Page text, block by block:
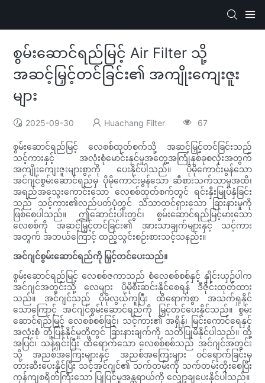
စွမ်းဆောင်ရည်မြင့် Air Filter သို့
အဆင့်မြှင့်တင်ခြင်း၏ အကျိုးကျေးဇူး
များ
2025-09-30 Huachang Filter 67
စွမ်းဆောင်ရည်မြင့် လေစစ်ထုတ်စက်သို့ အဆင့်မြှင့်တင်ခြင်းသည်
သင့်ကားနှင့် အလုံးစုံမောင်းနှင်မှုအတွေ့အကြုံနှစ်ခုစလုံးအတွက်
အကျိုးကျေးဇူးများစွာကို ပေးနိုင်ပါသည်။ ပိုမိုကောင်းမွန်သော
အင်ဂျင်စွမ်းဆောင်ရည်မှ ပိုမိုကောင်းမွန်သော ဆီစားသက်သာမှုအထိ၊
အရည်အသွေးကောင်းသော လေစစ်ထုတ်စက်တွင် ရင်းနှီးမြုပ်နှံခြင်း
သည် သင့်ကား၏လည်ပတ်ပုံတွင် သိသာထင်ရှားသော ခြားနားမှုကို
ဖြစ်စေပါသည်။ ဤဆောင်းပါးတွင်၊ စွမ်းဆောင်ရည်မြင့်မားသော
လေစစ်ကို အဆင့်မြှင့်တင်ခြင်း၏ အားသာချက်များနှင့် သင့်ကား
အတွက် အဘယ်ကြောင့် ထည့်သွင်းစဉ်းစားသင့်သနည်း။
အင်ဂျင်စွမ်းဆောင်ရည်ကို မြှင့်တင်ပေးသည်။
စွမ်းဆောင်ရည်မြင့် လေစစ်ဇကာသည် စံလေစစ်စစ်နှင့် နှိုင်းယှဉ်ပါက
အင်ဂျင်အတွင်းသို့ လေများ ပိုမိုစီးဆင်းနိုင်စေရန် ဒီဇိုင်းထုတ်ထား
သည်။ အင်ဂျင်သည် ပိုမိုလွယ်ကူပြီး ထိရောက်စွာ အသက်ရှုနိုင်
သောကြောင့် အင်ဂျင်စွမ်းဆောင်ရည်ကို မြှင့်တင်ပေးနိုင်သည်။ စွမ်း
ဆောင်ရည်မြင့် လေစစ်စစ်ဖြင့်၊ သင့်ကား၏ အရှိန်၊ မြင်းကောင်ရေနှင့်
အလုံးစုံ တုံ့ပြန်နိုင်မှုတို့တွင် ခြားနားချက်ကို သတိပြုမိနိုင်ပါသည်။ ထို့
အပြင်၊ သန့်ရှင်းပြီး ထိရောက်သော လေစစ်စစ်သည် အင်ဂျင်အတွင်း
သို့ အညစ်အကြေးများနှင့် အညစ်အကြေးများ ဝင်ရောက်ခြင်းမှ
တားဆီးပေးနိုင်ပြီး သင့်အင်ဂျင်၏ သက်တမ်းကို သက်တမ်းတိုးစေပြီး
ကုန်ကျစရိတ်ကြီးသော ပြုပြင်မှုအန္တရာယ်ကို လျှော့ချပေးနိုင်ပါသည်။